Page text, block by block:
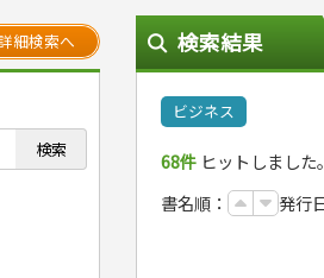
細検索へ 検索結果
ビジネス
68件 ヒットしました。
書名順：
発行